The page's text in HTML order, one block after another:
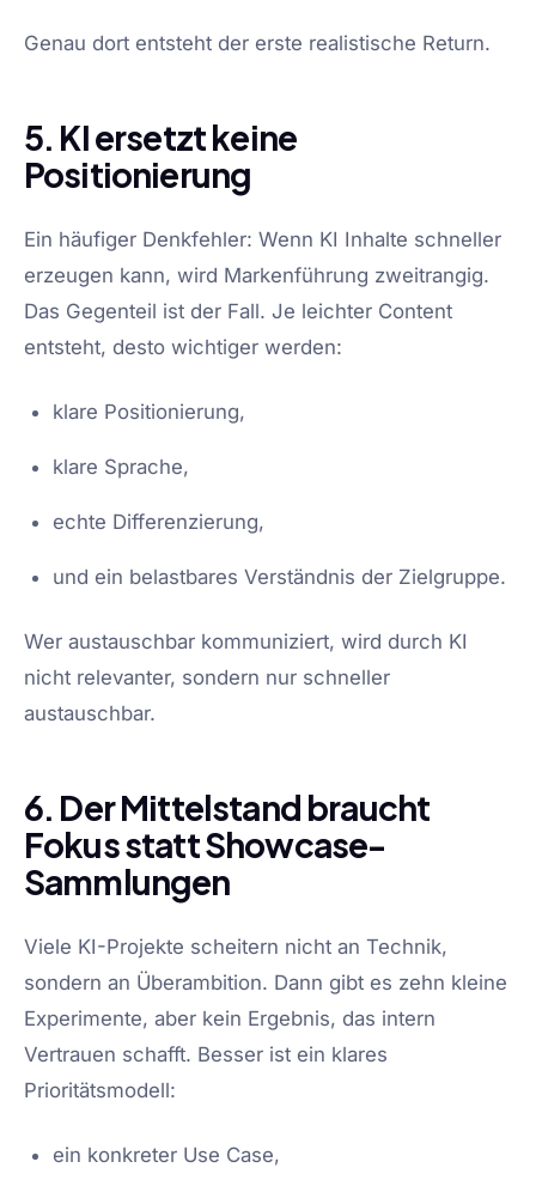
Genau dort entsteht der erste realistische Return.
5. KI ersetzt keine
Positionierung
Ein häufiger Denkfehler: Wenn KI Inhalte schneller
erzeugen kann, wird Markenführung zweitrangig.
Das Gegenteil ist der Fall. Je leichter Content
entsteht, desto wichtiger werden:
klare Positionierung,
klare Sprache,
echte Differenzierung,
und ein belastbares Verständnis der Zielgruppe.
Wer austauschbar kommuniziert, wird durch KI
nicht relevanter, sondern nur schneller
austauschbar.
6. Der Mittelstand braucht
Fokus statt Showcase-
Sammlungen
Viele KI-Projekte scheitern nicht an Technik,
sondern an Überambition. Dann gibt es zehn kleine
Experimente, aber kein Ergebnis, das intern
Vertrauen schafft. Besser ist ein klares
Prioritätsmodell:
ein konkreter Use Case,